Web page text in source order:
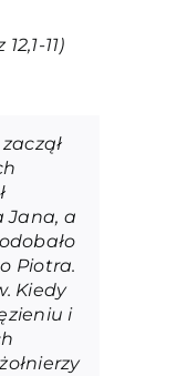
12,1-11)
Jana, a
Piotra.
Kiedy
i